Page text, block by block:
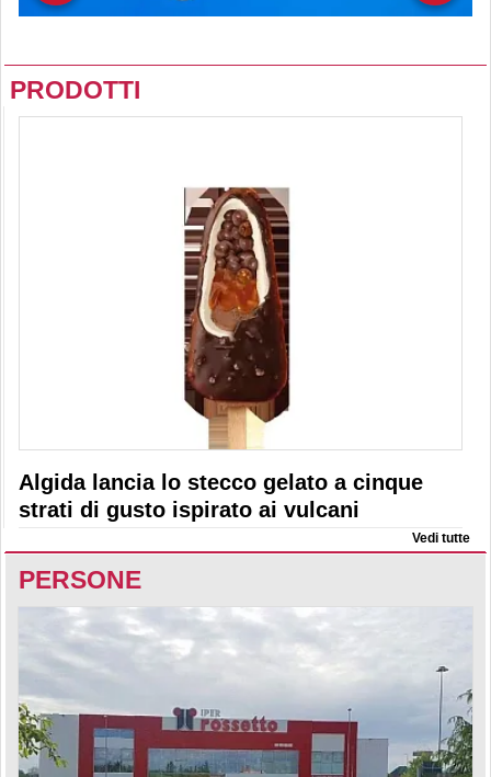
PRODOTTI
Algida lancia lo stecco gelato a cinque
strati di gusto ispirato ai vulcani
Vedi tutte
PERSONE